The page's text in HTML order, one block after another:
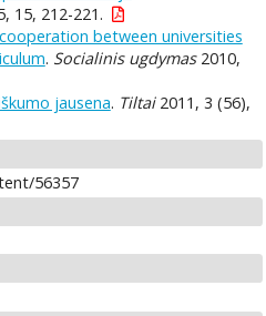
15, 212-221.
between universities
. Socialinis ugdymas2010,
jausena. Tiltai2011, 3 (56),
56357